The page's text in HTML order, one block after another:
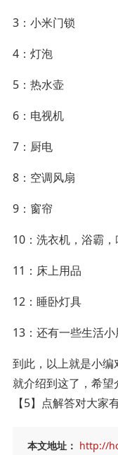
3：小米门锁
4：灯泡
5：热水壶
6：电视机
7：厨电
8：空调风扇
9：窗帘
10：洗衣机，浴霸
11：床上用品
12：睡卧灯具
13：还有一些生活小
到此，以上就是小编
就介绍到这了，希望
【5】点解答对大家有
本文地址： http://